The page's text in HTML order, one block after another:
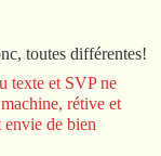
toutes différentes!
texte et SVP ne
rétive et
envie de bien